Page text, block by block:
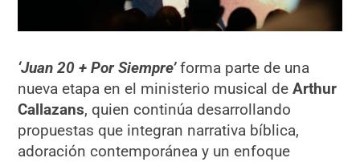
‘Juan 20 + Por Siempre’forma parte de una
nueva etapa en el ministerio musical deArthur
Callazans, quien continúa desarrollando
propuestas que integran narrativa bíblica,
adoración contemporánea y un enfoque